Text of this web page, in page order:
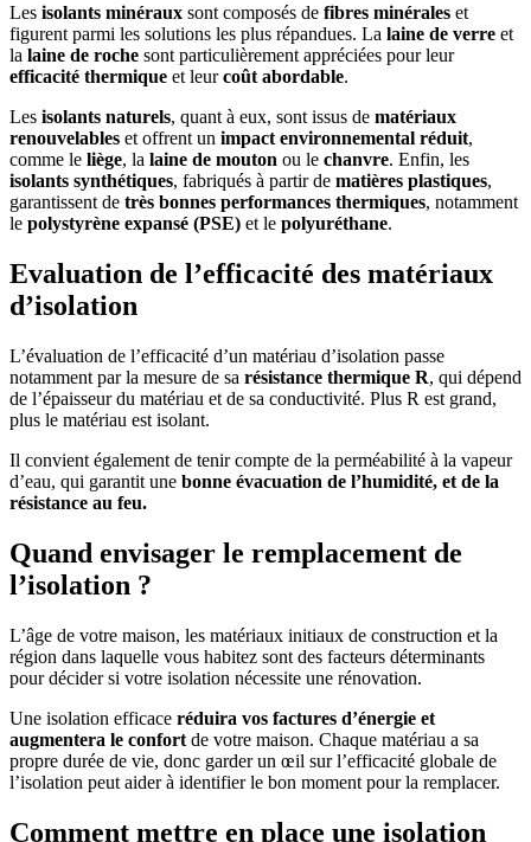
Les isolants minéraux sont composés de fibres minérales et
figurent parmi les solutions les plus répandues. La laine de verre et
la laine de roche sont particulièrement appréciées pour leur
efficacité thermique et leurcoût abordable.
Les isolants naturels, quant à eux, sont issus de matériaux
renouvelables et offrent un impact environnemental réduit,
comme le liège, la laine de mouton ou le chanvre. Enfin, les
isolants synthétiques, fabriqués à partir de matières plastiques,
garantissent de très bonnes performances thermiques, notamment
le polystyrène expansé (PSE) et le polyuréthane.
Evaluation de l’efficacité des matériaux
d’isolation
L’évaluation de l’efficacité d’un matériau d’isolation passe
notamment par la mesure de sa résistance thermique R, qui dépend
de l’épaisseur du matériau et de sa conductivité. Plus R est grand,
plus le matériau est isolant.
Il convient également de tenir compte de la perméabilité à la vapeur
d’eau, qui garantit une bonne évacuation de l’humidité, et de la
résistance au feu.
Quand envisager le remplacement de
l’isolation ?
L’âge de votre maison, les matériaux initiaux de construction et la
région dans laquelle vous habitez sont des facteurs déterminants
pour décider si votre isolation nécessite une rénovation.
Une isolation efficace réduira vos factures d’énergie et
augmentera le confort de votre maison. Chaque matériau a sa
propre durée de vie, donc garder un œil sur l’efficacité globale de
l’isolation peut aider à identifier le bon moment pour la remplacer.
Comment mettre en place une isolation